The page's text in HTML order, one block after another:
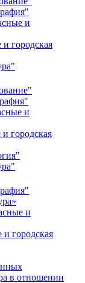
и
городская
и
городская
и
городская
в отношении